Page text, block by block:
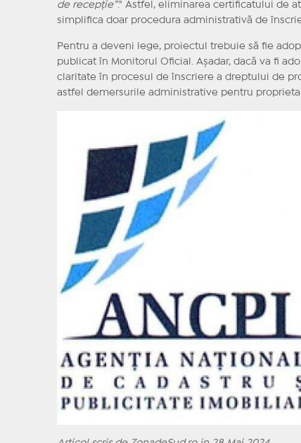
de recepţie”." Astfel, eliminarea certificatului de
simplifica doar procedura administrativă de
Pentru a deveni lege, proiectul trebuie să fie
publicat în Monitorul Oficial. Așadar, dacă va fi
claritate în procesul de înscriere a dreptului de
astfel demersurile administrative pentru